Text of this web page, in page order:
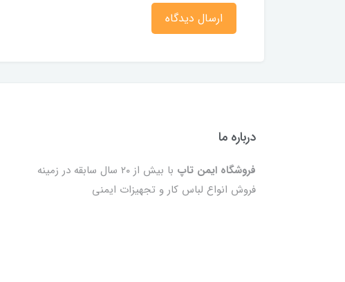
ارسال دیدگاه
درباره ما
فروشگاه ایمن تاپ
با بیش از ۲۰ سال سابقه در زمینه
فروش انواع لباس کار و تجهیزات ایمنی